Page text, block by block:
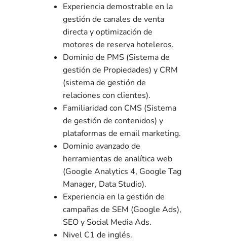
Experiencia demostrable en la
gestión de canales de venta
directa y optimización de
motores de reserva hoteleros.
Dominio de PMS (Sistema de
gestión de Propiedades) y CRM
(sistema de gestión de
relaciones con clientes).
Familiaridad con CMS (Sistema
de gestión de contenidos) y
plataformas de email marketing.
Dominio avanzado de
herramientas de analítica web
(Google Analytics 4, Google Tag
Manager, Data Studio).
Experiencia en la gestión de
campañas de SEM (Google Ads),
SEO y Social Media Ads.
Nivel C1 de inglés.